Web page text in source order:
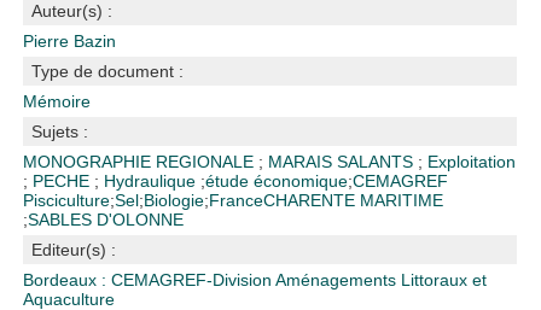
Auteur(s) :
Pierre Bazin
Type de document :
Mémoire
Sujets :
MONOGRAPHIE REGIONALE ; MARAIS SALANTS ; Exploitation
; PECHE ; Hydraulique ;étude économique;CEMAGREF
Pisciculture;Sel;Biologie;FranceCHARENTE MARITIME
;SABLES D'OLONNE
Editeur(s) :
Bordeaux : CEMAGREF-Division Aménagements Littoraux et
Aquaculture